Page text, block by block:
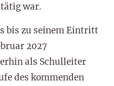
war.
bis zu seinem Eintritt
2027
als Schulleiter
des kommenden